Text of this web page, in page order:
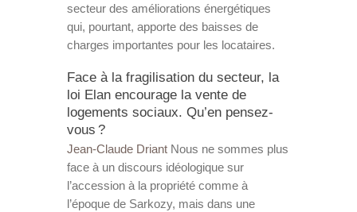
secteur des améliorations énergétiques
qui, pourtant, apporte des baisses de
charges importantes pour les locataires.
Face à la fragilisation du secteur, la
loi Elan encourage la vente de
logements sociaux. Qu’en pensez-
vous ?
Jean-Claude Driant Nous ne sommes plus
face à un discours idéologique sur
l’accession à la propriété comme à
l’époque de Sarkozy, mais dans une